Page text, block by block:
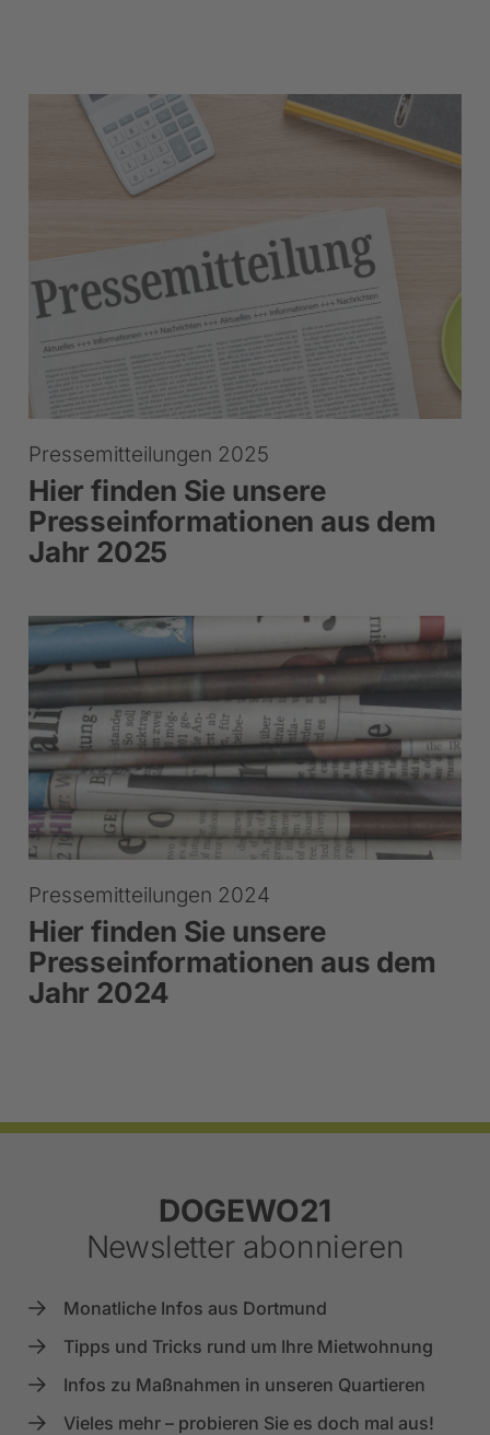
Pressemitteilungen 2025
Hier finden Sie unsere
Presseinformationen aus dem
Jahr 2025
Pressemitteilungen 2024
Hier finden Sie unsere
Presseinformationen aus dem
Jahr 2024
Footer
DOGEWO21
Newsletter abonnieren
Monatliche Infos aus Dortmund
Tipps und Tricks rund um Ihre Mietwohnung
Infos zu Maßnahmen in unseren Quartieren
Vieles mehr – probieren Sie es doch mal aus!